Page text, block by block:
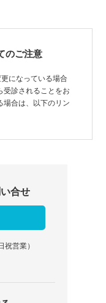
のご注意
になっている場合
受診されることをお
場合は、以下のリン
合せ
営業）